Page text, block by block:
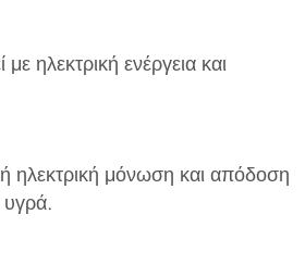
ηλεκτρική ενέργεια και
ηλεκτρική μόνωση και απόδοση